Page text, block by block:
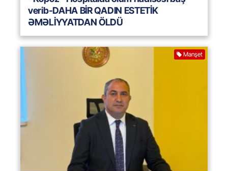
verib-DAHA BİR QADIN ESTETİK
ƏMƏLİYYATDAN ÖLDÜ
Manşet